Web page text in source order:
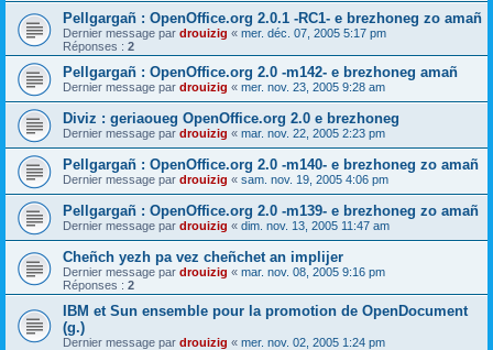
Pellgargañ : OpenOffice.org 2.0.1 -RC1- e brezhoneg zo amañ
Dernier message par drouizig « mer. déc. 07, 2005 5:17 pm
Réponses : 2
Pellgargañ : OpenOffice.org 2.0 -m142- e brezhoneg amañ
Dernier message par drouizig « mer. nov. 23, 2005 9:28 am
Diviz : geriaoueg OpenOffice.org 2.0 e brezhoneg
Dernier message par drouizig « mar. nov. 22, 2005 2:23 pm
Pellgargañ : OpenOffice.org 2.0 -m140- e brezhoneg zo amañ
Dernier message par drouizig « sam. nov. 19, 2005 4:06 pm
Pellgargañ : OpenOffice.org 2.0 -m139- e brezhoneg zo amañ
Dernier message par drouizig « dim. nov. 13, 2005 11:47 am
Cheñch yezh pa vez cheñchet an implijer
Dernier message par drouizig « mar. nov. 08, 2005 9:16 pm
Réponses : 2
IBM et Sun ensemble pour la promotion de OpenDocument
(g.)
Dernier message par drouizig « mer. nov. 02, 2005 1:24 pm